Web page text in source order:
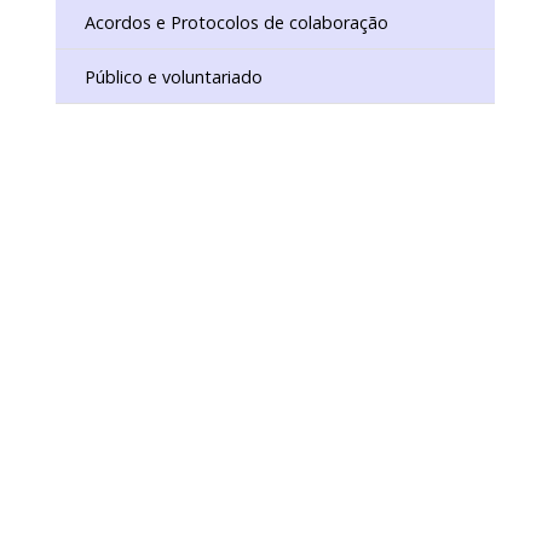
DE CONSERVAÇÃO E RESTAURO
Acordos e Protocolos de colaboração
Público e voluntariado